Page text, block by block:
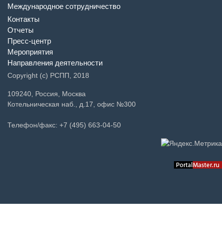
Международное сотрудничество
Контакты
Отчеты
Пресс-центр
Мероприятия
Направления деятельности
Copyright (c) РСПП, 2018
109240, Россия, Москва
Котельническая наб., д.17, офис №300
Телефон/факс: +7 (495) 663-04-50